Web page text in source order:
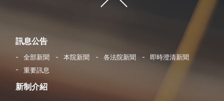
訊息公告
全部新聞 本院新聞 各法院新聞
即時澄清新聞
重要訊息
新制介紹